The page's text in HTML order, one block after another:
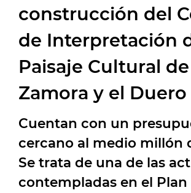
construcción del
de Interpretación
Paisaje Cultural de
Zamora y el Duero
Cuentan con un
cercano al medio millón
Se trata de una de las
contempladas en el Plan